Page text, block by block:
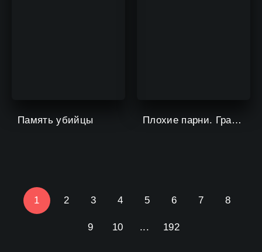
Память убийцы Плохие парни. Грабёж со взломом
1 2 3 4 5 6 7 8
9 10 ... 192